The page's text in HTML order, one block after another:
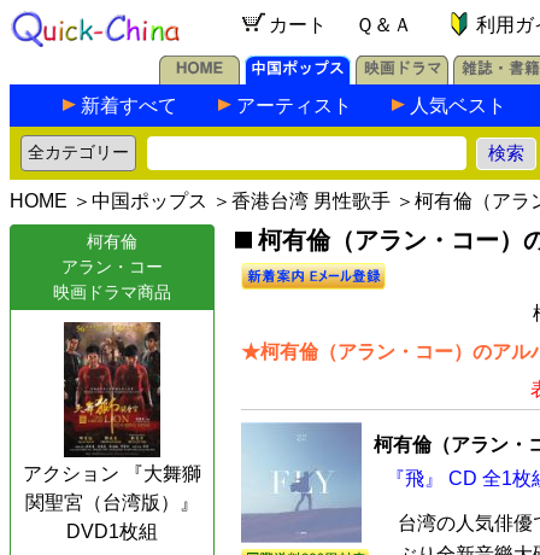
カート Ｑ＆Ａ 利用ガ
新着すべて アーティスト 人気ベスト
HOME ＞ 中国ポップス ＞ 香港台湾 男性歌手 ＞柯有倫（アラ
柯有倫
アラン・コー
映画ドラマ商品
アクション 『大舞獅
関聖宮（台湾版）』
DVD1枚組
柯有倫（アラン・コー）
★柯有倫（アラン・コー）のアル
柯有倫（アラン・
『飛』 CD 全1枚
台湾の人気俳優